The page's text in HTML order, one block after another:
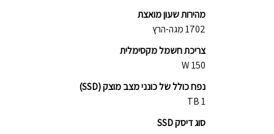
מהירות שעון מואצת
1702 מגה-הרץ
צריכת חשמל מקסימלית
150 W
נפח כולל של כונני מצב מוצק (SSD)
1 TB
סוג דיסק SSD